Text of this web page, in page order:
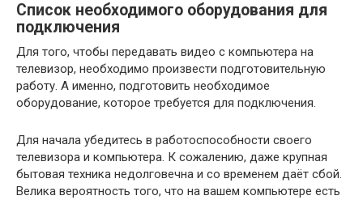
Список необходимого оборудования для
подключения
Для того, чтобы передавать видео с компьютера на
телевизор, необходимо произвести подготовительную
работу. А именно, подготовить необходимое
оборудование, которое требуется для подключения.
Для начала убедитесь в работоспособности своего
телевизора и компьютера. К сожалению, даже крупная
бытовая техника недолговечна и со временем даёт сбой.
Велика вероятность того, что на вашем компьютере есть